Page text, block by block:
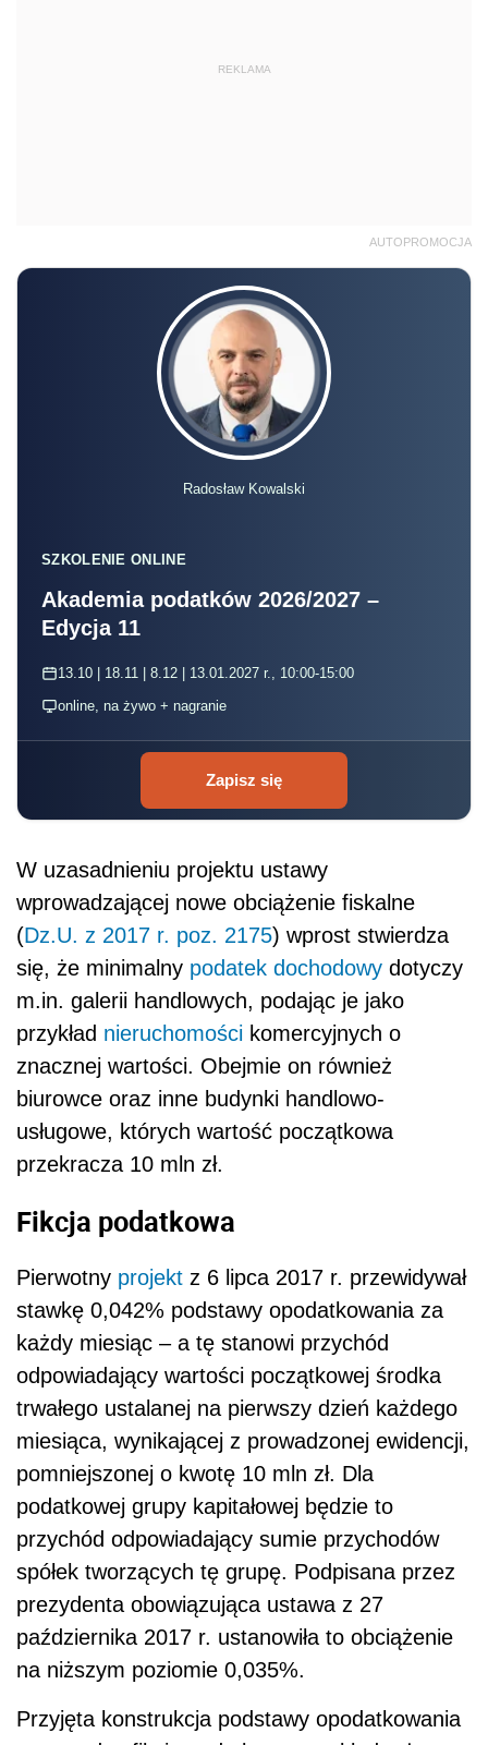
REKLAMA
AUTOPROMOCJA
Radosław Kowalski
SZKOLENIE ONLINE
Akademia podatków 2026/2027 –
Edycja 11
13.10 | 18.11 | 8.12 | 13.01.2027 r., 10:00-15:00
online, na żywo + nagranie
Zapisz się
W uzasadnieniu projektu ustawy
wprowadzającej nowe obciążenie fiskalne
(Dz.U. z 2017 r. poz. 2175) wprost stwierdza
się, że minimalny podatek dochodowy dotyczy
m.in. galerii handlowych, podając je jako
przykład nieruchomości komercyjnych o
znacznej wartości. Obejmie on również
biurowce oraz inne budynki handlowo-
usługowe, których wartość początkowa
przekracza 10 mln zł.
Fikcja podatkowa
Pierwotny projekt z 6 lipca 2017 r. przewidywał
stawkę 0,042% podstawy opodatkowania za
każdy miesiąc – a tę stanowi przychód
odpowiadający wartości początkowej środka
trwałego ustalanej na pierwszy dzień każdego
miesiąca, wynikającej z prowadzonej ewidencji,
pomniejszonej o kwotę 10 mln zł. Dla
podatkowej grupy kapitałowej będzie to
przychód odpowiadający sumie przychodów
spółek tworzących tę grupę. Podpisana przez
prezydenta obowiązująca ustawa z 27
października 2017 r. ustanowiła to obciążenie
na niższym poziomie 0,035%.
Przyjęta konstrukcja podstawy opodatkowania